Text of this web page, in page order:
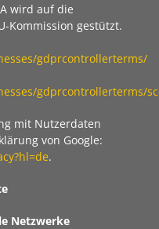
wird auf die
Kommission gestützt.
gdprcontrollerterms/
gdprcontrollerterms/
mit Nutzerdaten
von Google:
.
Netzwerke